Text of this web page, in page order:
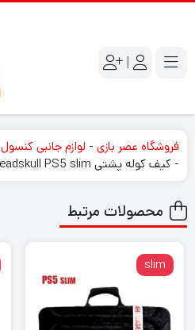
|
فروشگاه عصر بازی - لوازم جانبی کنسول
- کیف کوله پشتی Deadskull PS5 slim پازلی رنگارنگ
محصولات مرتبط
slim